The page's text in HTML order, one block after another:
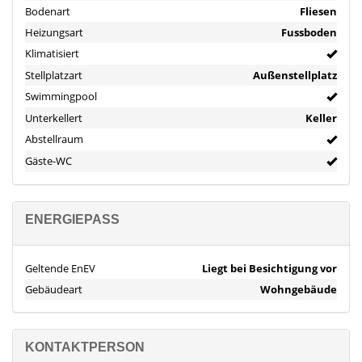
Die Lage vereint Ruhe, Naturverbundenheit und schnelle
Erreichbarkeit der Küstenorte – ideal für dauerhaftes Wohnen
oder als Feriendomizil.
Photovoltaikanlage mit 10–15 kW Speicher
Wärmepumpe für Fußbodenheizung
Separate Wärmepumpe für Pool
5 m hohe Fensterfront im Wohnbereich
Polierter Betonboden, fugenlos
Bodenart
Fliesen
Heizungsart
Fussboden
Klimatisiert
Stellplatzart
Außenstellplatz
Swimmingpool
Unterkellert
Keller
Abstellraum
Gäste-WC
ENERGIEPASS
Geltende EnEV
Liegt bei Besichtigung vor
Gebäudeart
Wohngebäude
KONTAKTPERSON